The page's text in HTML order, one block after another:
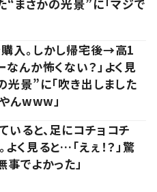
“まさかの光景”に「マジで
入。しかし帰宅後→高1
なんか怖くない？」よく見
景”に「吹き出しました
んwww」
いると、足にコチョコチ
く見ると…「えぇ！？」驚
事でよかった」